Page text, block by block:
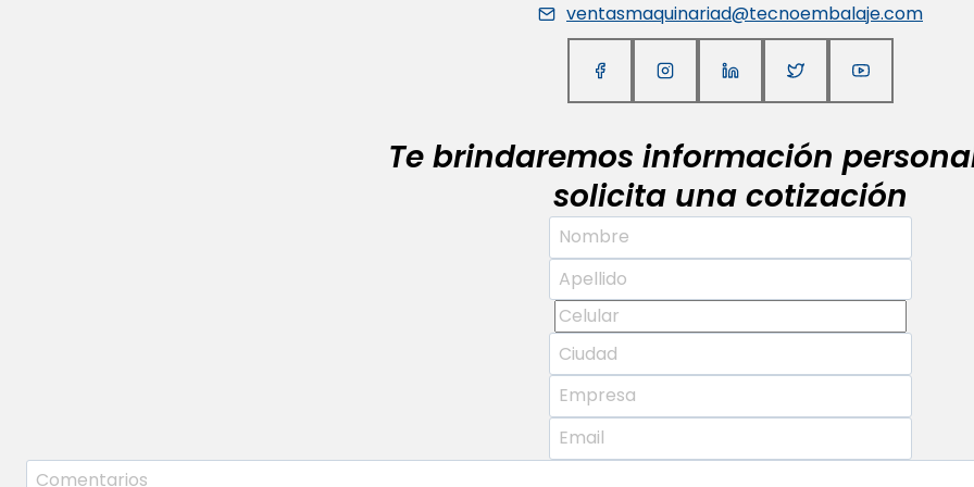
ventasmaquinariad@tecnoembalaje.com
Te brindaremos información
solicita una cotización